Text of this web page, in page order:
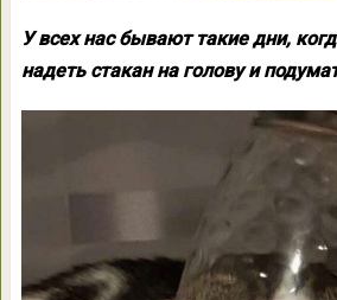
У всех нас бывают такие дни,
надеть стакан на голову и